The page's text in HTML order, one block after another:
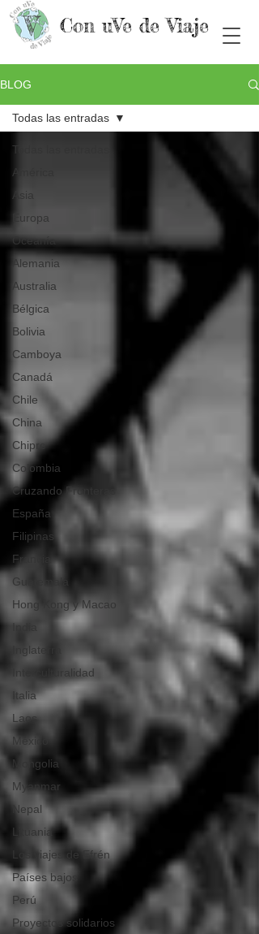
Con uVe de Viaje
BLOG
Todas las entradas
América
Asia
Europa
Oceanía
Alemania
Australia
Bélgica
Bolivia
Camboya
Canadá
Chile
China
Chipre
Colombia
Cruzando Fronteras
España
Filipinas
Francia
Guatemala
Hong Kong y Macao
India
Inglaterra
Interculturalidad
Italia
Laos
México
Mongolia
Myanmar
Nepal
Lituania
Los viajes de Efrén
Países bajos
Perú
Proyectos solidarios
Todas las entradas